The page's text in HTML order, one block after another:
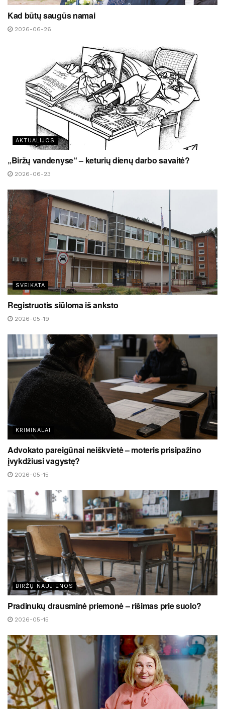
Kad būtų saugūs namai
2026-06-26
AKTUALIJOS
„Biržų vandenyse“ – keturių dienų darbo savaitė?
2026-06-23
SVEIKATA
Registruotis siūloma iš anksto
2026-05-19
KRIMINALAI
Advokato pareigūnai neiškvietė – moteris prisipažino
įvykdžiusi vagystę?
2026-05-15
BIRŽŲ NAUJIENOS
Pradinukų drausminė priemonė – rišimas prie suolo?
2026-05-15